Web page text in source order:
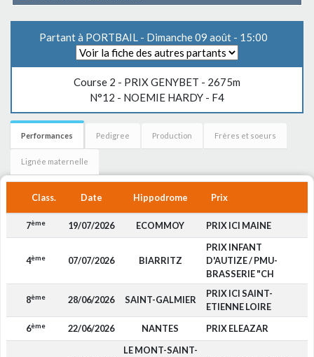
Partant à PORTBAIL - Dimanche 09 août - 15:00
Course 2 - PRIX GENYBET - 2675m
N°12 - NOEMIE HARDY - F4
Performances Pedigree Production Frères et soeurs
Lignée maternelle
Class. Date Hippodrome Prix
7ème 19/07/2026 ECOMMOY PRIX ICI MAINE
4ème 07/07/2026 BIARRITZ
PRIX INFANT
D'AUTIZE / PMU-
BRASSERIE "CH
8ème 28/06/2026 SAINT-GALMIER
PRIX ICI SAINT-
ETIENNE LOIRE
6ème 22/06/2026 NANTES PRIX ELEAZAR
LE MONT-SAINT-